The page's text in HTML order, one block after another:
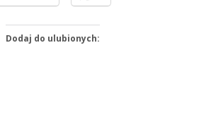
Dodaj do ulubionych: